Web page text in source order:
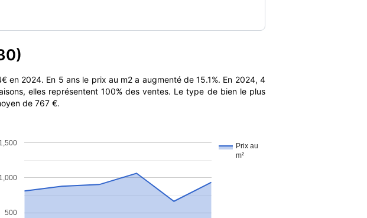
2024. En 5 ans le prix au m2 a augmenté de 15.1%. En 2024, 4
elles représentent 100% des ventes. Le type de bien le plus
de 767 €.
Prix au
m²
500
1,000
1,500